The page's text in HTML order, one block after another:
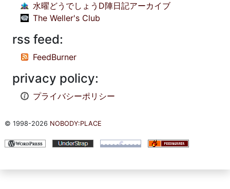
水曜どうでしょうD陣日記アーカイブ
The Weller's Club
rss feed:
FeedBurner
privacy policy:
プライバシーポリシー
© 1998-2026 NOBODY:PLACE